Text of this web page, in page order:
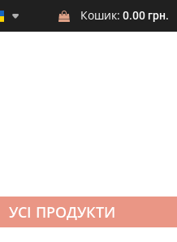
Кошик: 0.00 грн.
УСІ ПРОДУКТИ